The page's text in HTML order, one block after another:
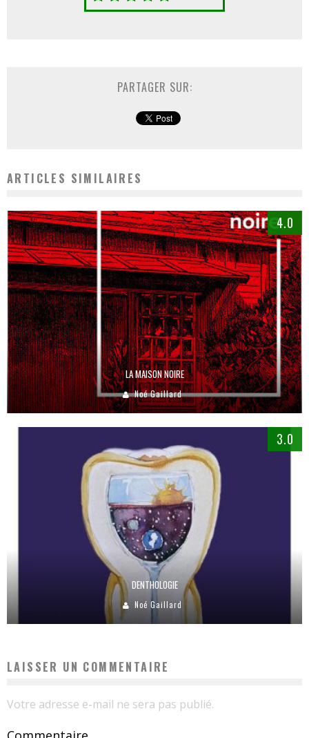
PARTAGER SUR:
ARTICLES SIMILAIRES
4.0
LA MAISON NOIRE
Noé Gaillard
3.0
DENTHOLOGIE
Noé Gaillard
LAISSER UN COMMENTAIRE
Votre adresse e-mail ne sera pas publié.